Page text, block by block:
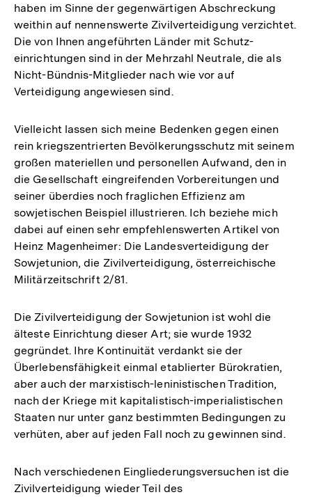
haben im Sinne der gegenwärtigen Abschreckung
weithin auf nennenswerte Zivilverteidigung verzichtet.
Die von Ihnen angeführten Länder mit Schutz-
einrichtungen sind in der Mehrzahl Neutrale, die als
Nicht-Bündnis-Mitglieder nach wie vor auf
Verteidigung angewiesen sind.
Vielleicht lassen sich meine Bedenken gegen einen
rein kriegszentrierten Bevölkerungsschutz mit seinem
großen materiellen und personellen Aufwand, den in
die Gesellschaft eingreifenden Vorbereitungen und
seiner überdies noch fraglichen Effizienz am
sowjetischen Beispiel illustrieren. Ich beziehe mich
dabei auf einen sehr empfehlenswerten Artikel von
Heinz Magenheimer: Die Landesverteidigung der
Sowjetunion, die Zivilverteidigung, österreichische
Militärzeitschrift 2/81.
Die Zivilverteidigung der Sowjetunion ist wohl die
älteste Einrichtung dieser Art; sie wurde 1932
gegründet. Ihre Kontinuität verdankt sie der
Überlebensfähigkeit einmal etablierter Bürokratien,
aber auch der marxistisch-leninistischen Tradition,
nach der Kriege mit kapitalistisch-imperialistischen
Staaten nur unter ganz bestimmten Bedingungen zu
verhüten, aber auf jeden Fall noch zu gewinnen sind.
Nach verschiedenen Eingliederungsversuchen ist die
Zivilverteidigung wieder Teil des